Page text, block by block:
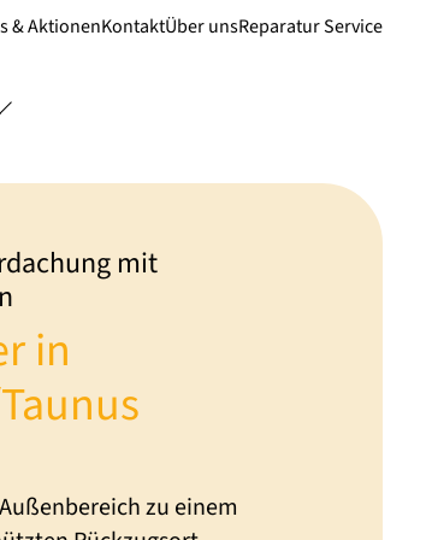
& AktionenKontaktÜber unsReparatur Service
mit
in
zu einem